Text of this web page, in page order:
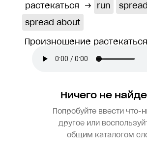
растекаться → run
spread
spread about
Произношение растекаться
Ничего не
Попробуйте ввести что-
другое или
общим каталогом